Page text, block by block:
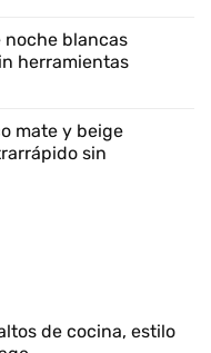
noche blancas
herramientas
mate y beige
sin
de cocina, estilo